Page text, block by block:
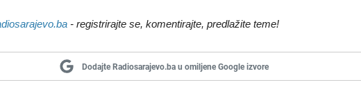
- registrirajte se, komentirajte, predlažite teme!
Dodajte Radiosarajevo.ba u omiljene Google izvore